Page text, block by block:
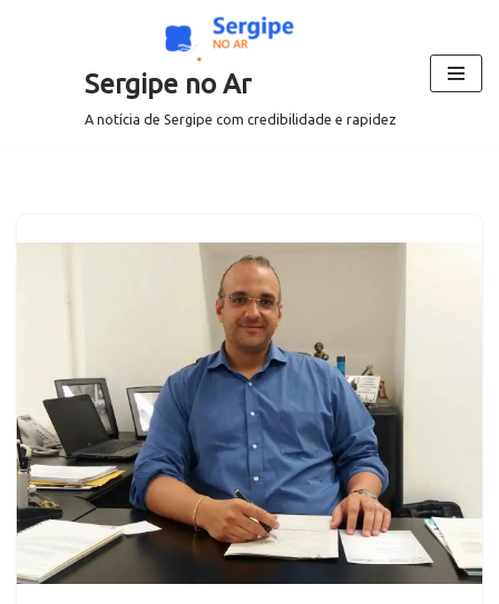
Sergipe no Ar
A notícia de Sergipe com credibilidade e rapidez